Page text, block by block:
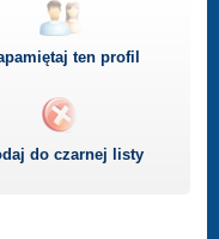
ten profil
do czarnej listy